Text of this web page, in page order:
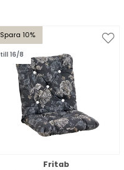
Spara 10%
till 16/8
Fritab